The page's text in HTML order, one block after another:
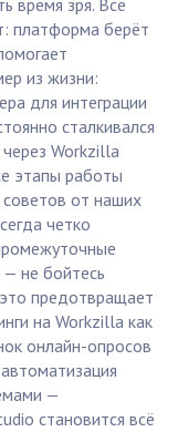
время зря. Все
платформа берёт
из жизни:
для интеграции
сталкивался
Workzilla
этапы работы
от наших
четко
— не бойтесь
предотвращает
на Workzilla как
онлайн-опросов
—
становится всё